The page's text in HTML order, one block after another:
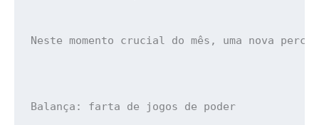
Neste momento crucial do mês, uma nova
Balança: farta de jogos de poder